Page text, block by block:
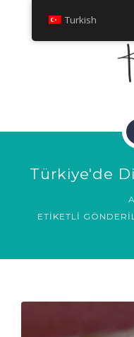
HAKKINDA
GÜLÜMSEME GALERISI
HAKKINDA
Türkiye'de
ETIKETLI
Turkish